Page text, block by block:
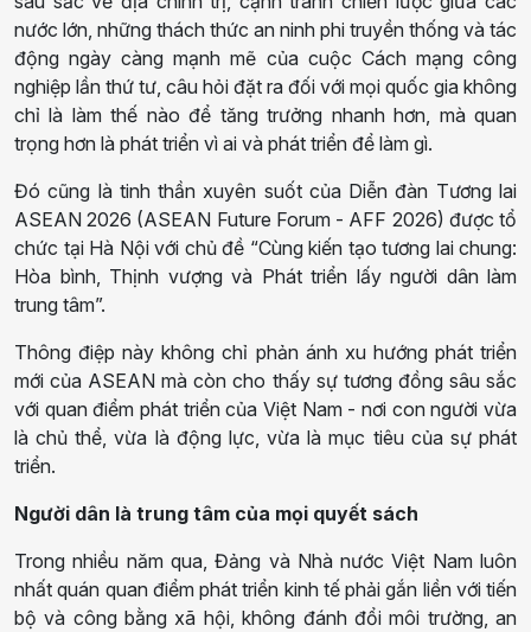
nước lớn, những thách thức an ninh phi truyền thống và tác
động ngày càng mạnh mẽ của cuộc Cách mạng công
nghiệp lần thứ tư, câu hỏi đặt ra đối với mọi quốc gia không
chỉ là làm thế nào để tăng trưởng nhanh hơn, mà quan
trọng hơn là phát triển vì ai và phát triển để làm gì.
Đó cũng là tinh thần xuyên suốt của Diễn đàn Tương lai
ASEAN 2026 (ASEAN Future Forum - AFF 2026) được tổ
chức tại Hà Nội với chủ đề “Cùng kiến tạo tương lai chung:
Hòa bình, Thịnh vượng và Phát triển lấy người dân làm
trung tâm”.
Thông điệp này không chỉ phản ánh xu hướng phát triển
mới của ASEAN mà còn cho thấy sự tương đồng sâu sắc
với quan điểm phát triển của Việt Nam - nơi con người vừa
là chủ thể, vừa là động lực, vừa là mục tiêu của sự phát
triển.
Người dân là trung tâm của mọi quyết sách
Trong nhiều năm qua, Đảng và Nhà nước Việt Nam luôn
nhất quán quan điểm phát triển kinh tế phải gắn liền với tiến
bộ và công bằng xã hội, không đánh đổi môi trường, an